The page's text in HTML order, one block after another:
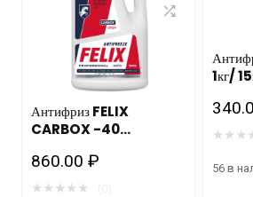
Антифриз FELIX
CARBOX -40
допуск Автоваз/Камаз
860.00₽
★ ★ ★ ★ ★
★ ★ ★
56 в